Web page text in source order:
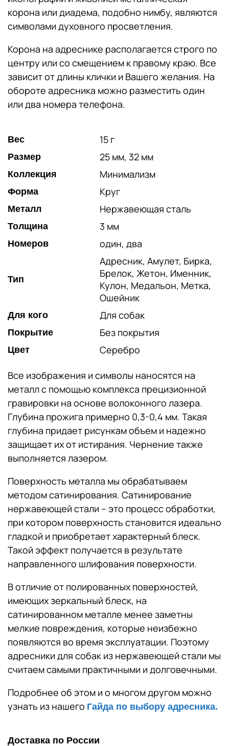
корона или диадема, подобно нимбу, являются
символами духовного просветления.
Корона на адреснике располагается строго по
центру или со смещением к правому краю. Все
зависит от длины клички и Вашего желания. На
обороте адресника можно разместить один
или два номера телефона.
Вес 15 г
Размер 25 мм, 32 мм
Коллекция Минимализм
Форма Круг
Металл Нержавеющая сталь
Толщина 3 мм
Номеров один, два
Тип
Адресник, Амулет, Бирка,
Брелок, Жетон, Именник,
Кулон, Медальон, Метка,
Ошейник
Для кого Для собак
Покрытие Без покрытия
Цвет Серебро
Все изображения и символы наносятся на
металл с помощью комплекса прецизионной
гравировки на основе волоконного лазера.
Глубина прожига примерно 0,3-0,4 мм. Такая
глубина придает рисункам объем и надежно
защищает их от истирания. Чернение также
выполняется лазером.
Поверхность металла мы обрабатываем
методом сатинирования. Сатинирование
нержавеющей стали – это процесс обработки,
при котором поверхность становится идеально
гладкой и приобретает характерный блеск.
Такой эффект получается в результате
направленного шлифования поверхности.
В отличие от полированных поверхностей,
имеющих зеркальный блеск, на
сатинированном металле менее заметны
мелкие повреждения, которые неизбежно
появляются во время эксплуатации. Поэтому
адресники для собак из нержавеющей стали мы
считаем самыми практичными и долговечными.
Подробнее об этом и о многом другом можно
узнать из нашего Гайда по выбору адресника.
Доставка по России